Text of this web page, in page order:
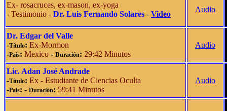
Ex- rosacruces, ex-mason, ex-yoga
- Testimonio - Dr. Luis Fernando Solares - Video
Audio
Dr. Edgar del Valle
-Título: Ex-Mormon
-Pais: Mexico - Duración: 29:42 Minutos
Audio
Lic. Adan José Andrade
-Título: Ex - Estudiante de Ciencias Oculta
-Pais: - Duración: 59:41 Minutos
Audio